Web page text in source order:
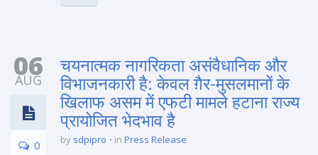
06
AUG
0
चयनात्मक नागरिकता असंवैधानिक और
विभाजनकारी है: केवल ग़ैर-मुसलमानों के
खिलाफ असम में एफटी मामले हटाना राज्य
प्रायोजित भेदभाव है
by sdpipro in Press Release